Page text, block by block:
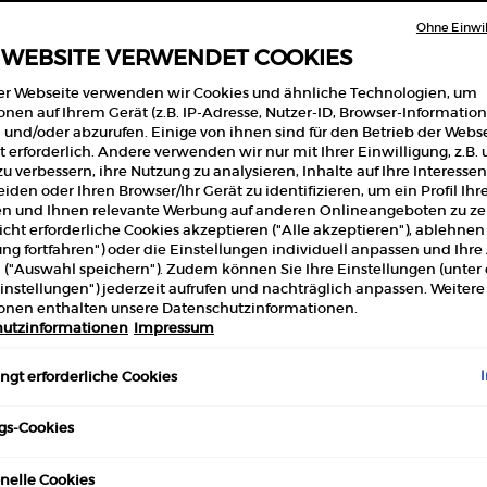
GLOW LOOK
(0)
Neuer Preis
231,30 €
DUO LUMINOUS SILK & EYE
0.0 (0)
Alter Preis
92,00 € Neuer Preis
69,00 €
VERWENDET COOKIES
Webseite verwenden wir Cookies und ähnliche Technologien, um
auf Ihrem Gerät (z.B. IP-Adresse, Nutzer-ID, Browser-
oder abzurufen. Einige von ihnen sind für den Betrieb der
erforderlich. Andere verwenden wir nur mit Ihrer Einwilligung, z.B.
verbessern, ihre Nutzung zu analysieren, Inhalte auf Ihre Interessen
oder Ihren Browser/Ihr Gerät zu identifizieren, um ein Profil
und Ihnen relevante Werbung auf anderen Onlineangeboten zu
erforderliche Cookies akzeptieren ("Alle akzeptieren"), ablehnen
fortfahren") oder die Einstellungen individuell anpassen und Ihre
("Auswahl speichern"). Zudem können Sie Ihre Einstellungen (unter
jederzeit aufrufen und nachträglich anpassen. Weitere
enthalten unsere Datenschutzinformationen.
Impressum
erforderliche Cookies
Cookies
Cookies
Ohne